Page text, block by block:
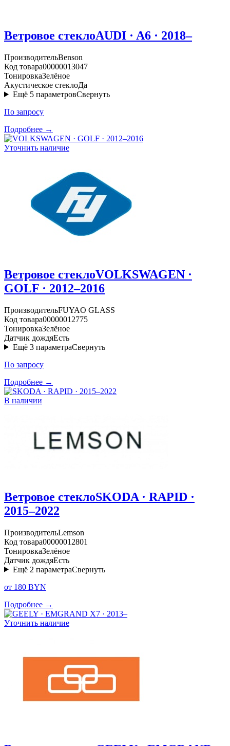
Ветровое стеклоAUDI · A6 · 2018–
ПроизводительBenson
Код товара00000013047
ТонировкаЗелёное
Акустическое стеклоДа
Ещё 5 параметровСвернуть
По запросу
Подробнее →
Уточнить наличие
Ветровое стеклоVOLKSWAGEN ·
GOLF · 2012–2016
ПроизводительFUYAO GLASS
Код товара00000012775
ТонировкаЗелёное
Датчик дождяЕсть
Ещё 3 параметраСвернуть
По запросу
Подробнее →
В наличии
Ветровое стеклоSKODA · RAPID ·
2015–2022
ПроизводительLemson
Код товара00000012801
ТонировкаЗелёное
Датчик дождяЕсть
Ещё 2 параметраСвернуть
от 180 BYN
Подробнее →
Уточнить наличие